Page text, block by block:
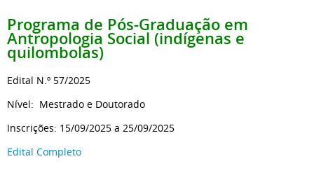
Programa de Pós-Graduação em
Antropologia Social (indígenas e
quilombolas)
Edital N.º 57/2025
Nível: Mestrado e Doutorado
Inscrições: 15/09/2025 a 25/09/2025
Edital Completo